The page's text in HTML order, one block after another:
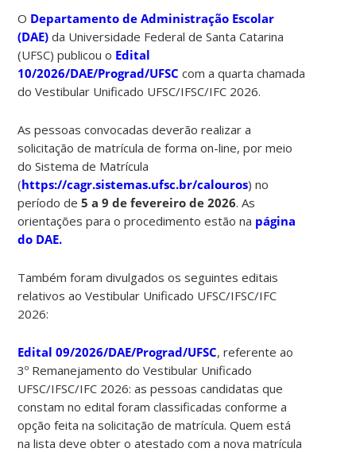
O Departamento de Administração Escolar
(DAE) da Universidade Federal de Santa Catarina
(UFSC) publicou o Edital
10/2026/DAE/Prograd/UFSC com a quarta chamada
do Vestibular Unificado UFSC/IFSC/IFC 2026.
As pessoas convocadas deverão realizar a
solicitação de matrícula de forma on-line, por meio
do Sistema de Matrícula
(https://cagr.sistemas.ufsc.br/calouros) no
período de5 a 9 de fevereiro de 2026. As
orientações para o procedimento estão na página
do DAE.
Também foram divulgados os seguintes editais
relativos ao Vestibular Unificado UFSC/IFSC/IFC
2026:
Edital 09/2026/DAE/Prograd/UFSC, referente ao
3º Remanejamento do Vestibular Unificado
UFSC/IFSC/IFC 2026: as pessoas candidatas que
constam no edital foram classificadas conforme a
opção feita na solicitação de matrícula. Quem está
na lista deve obter o atestado com a nova matrícula